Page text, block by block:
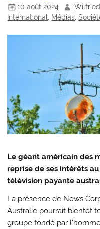
10 août 2024
International, Médias,
Le géant américain des
reprise de ses intérêts
télévision payante
La présence de News
Australie pourrait bientôt
groupe fondé par